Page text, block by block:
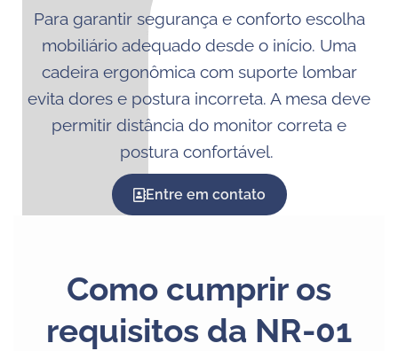
Para garantir segurança e conforto escolha
mobiliário adequado desde o início. Uma
cadeira ergonômica com suporte lombar
evita dores e postura incorreta. A mesa deve
permitir distância do monitor correta e
postura confortável.
Entre em contato
Como cumprir os
requisitos da NR-01